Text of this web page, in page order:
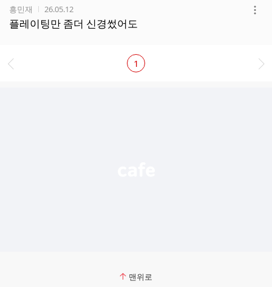
작성자
흥민재 작성시간
26.05.12
플레이팅만 좀더 신경썼어도
1
맨위로